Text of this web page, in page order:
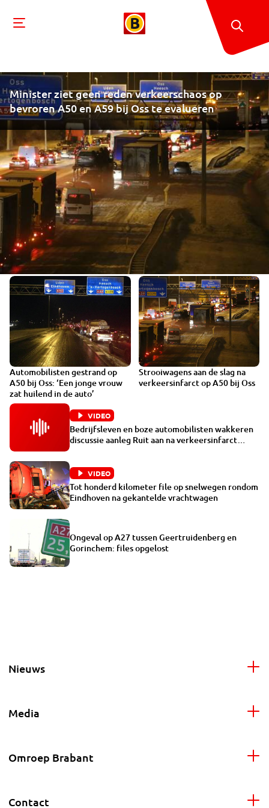
Minister ziet geen reden verkeerschaos op
bevroren A50 en A59 bij Oss te evalueren
Automobilisten gestrand op
A50 bij Oss: ‘Een jonge vrouw
zat huilend in de auto’
Strooiwagens aan de slag na
verkeersinfarct op A50 bij Oss
VIDEO
Bedrijfsleven en boze automobilisten wakkeren
discussie aanleg Ruit aan na verkeersinfarct
VIDEO
Tot honderd kilometer file op snelwegen rondom
Eindhoven na gekantelde vrachtwagen
Ongeval op A27 tussen Geertruidenberg en
Gorinchem: files opgelost
Nieuws
Media
Omroep Brabant
Contact